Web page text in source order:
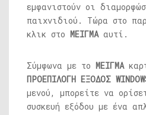
εμφανιστούν οι
παιχνιδιού. Τώρα στο
κλικ στο ΜΕΙΓΜΑαυτί.
Σύμφωνα με το ΜΕΙΓΜΑ
ΠΡΟΕΠΙΛΟΓΗ ΕΞΟΔΟΣ
μενού, μπορείτε να
συσκευή εξόδου με ένα